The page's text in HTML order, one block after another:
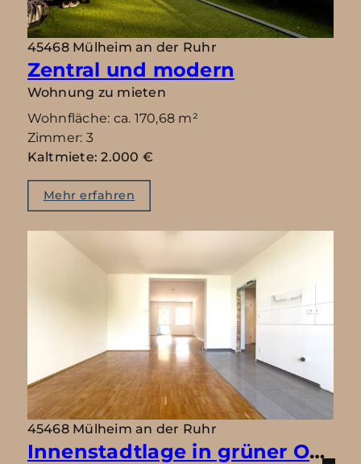
45468 Mülheim an der Ruhr
Zentral und modern
Wohnung zu mieten
Wohnfläche: ca. 170,68 m²
Zimmer: 3
Kaltmiete: 2.000 €
Mehr erfahren
45468 Mülheim an der Ruhr
Innenstadtlage in grüner Oase